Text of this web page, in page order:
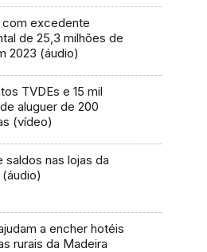
com excedente
de 25,3 milhões de
2023 (áudio)
TVDEs e 15 mil
aluguer de 200
(vídeo)
saldos nas lojas da
a encher hotéis
rurais da Madeira